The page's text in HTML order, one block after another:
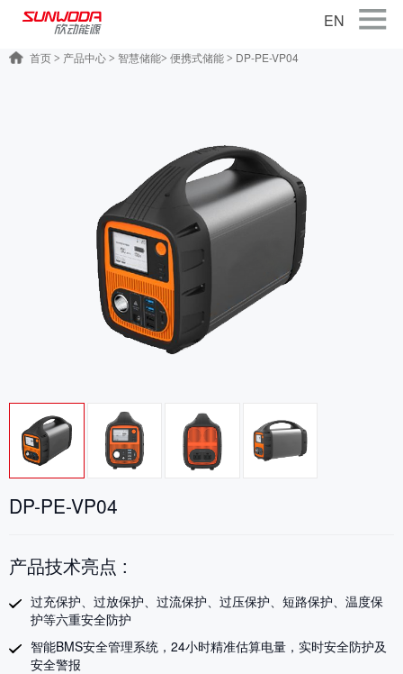
首页
EN
首页 > 产品中心 > 智慧储能> 便携式储能 > DP-PE-VP04
DP-PE-VP04
产品技术亮点 :
过充保护、过放保护、过流保护、过压保护、短路保护、温度保
护等六重安全防护
智能BMS安全管理系统，24小时精准估算电量，实时安全防护及
安全警报